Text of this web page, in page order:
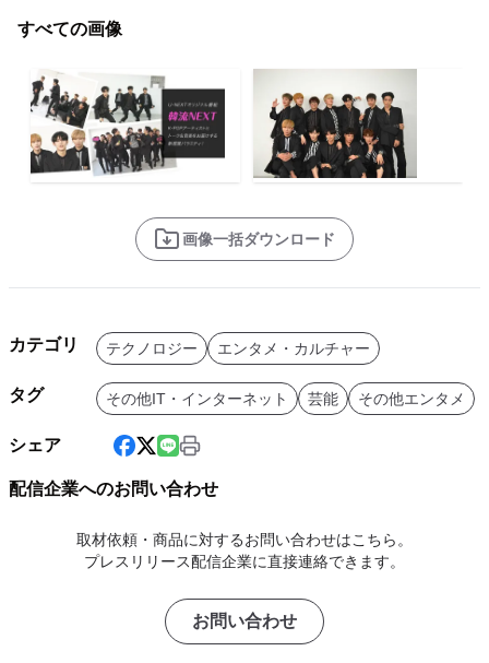
すべての画像
画像一括ダウンロード
カテゴリ テクノロジー エンタメ・カルチャー
タグ その他IT・インターネット 芸能 その他エンタメ
シェア
配信企業へのお問い合わせ
取材依頼・商品に対するお問い合わせはこちら。
プレスリリース配信企業に直接連絡できます。
お問い合わせ